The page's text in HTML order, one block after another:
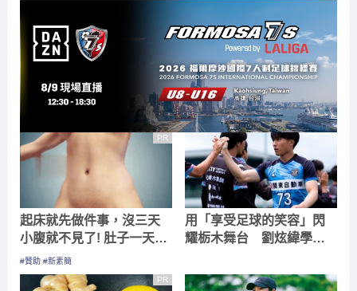
PR
起床就先做件事，沒三天
小腹就不見了! 肚子一天天
變小！
#贊助 #新素簡
用「享受足球的笑容」閃
耀栃木舞台 劉炫緯學著
手
PR